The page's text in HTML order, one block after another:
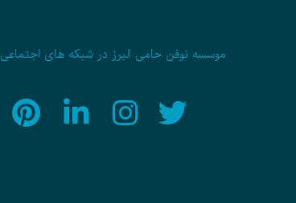
موسسه نوفن حامی البرز در شبکه های اجتماعی